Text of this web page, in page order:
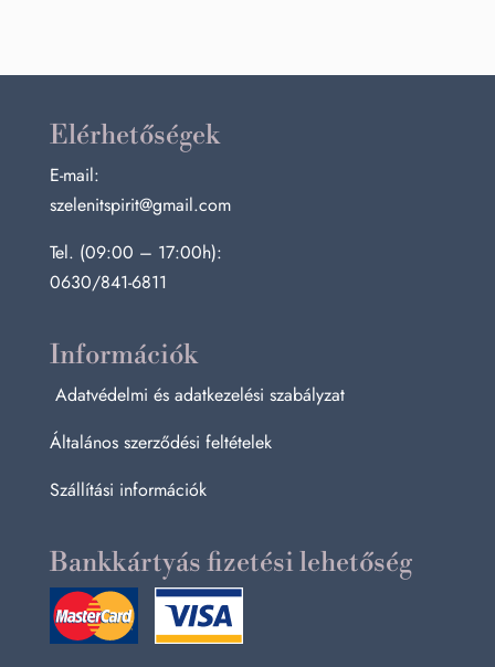
Elérhetőségek
E-mail:
szelenitspirit@gmail.com
Tel. (09:00 – 17:00h):
0630/841-6811
Információk
Adatvédelmi és adatkezelési szabályzat
Általános szerződési feltételek
Szállítási információk
Bankkártyás fizetési lehetőség